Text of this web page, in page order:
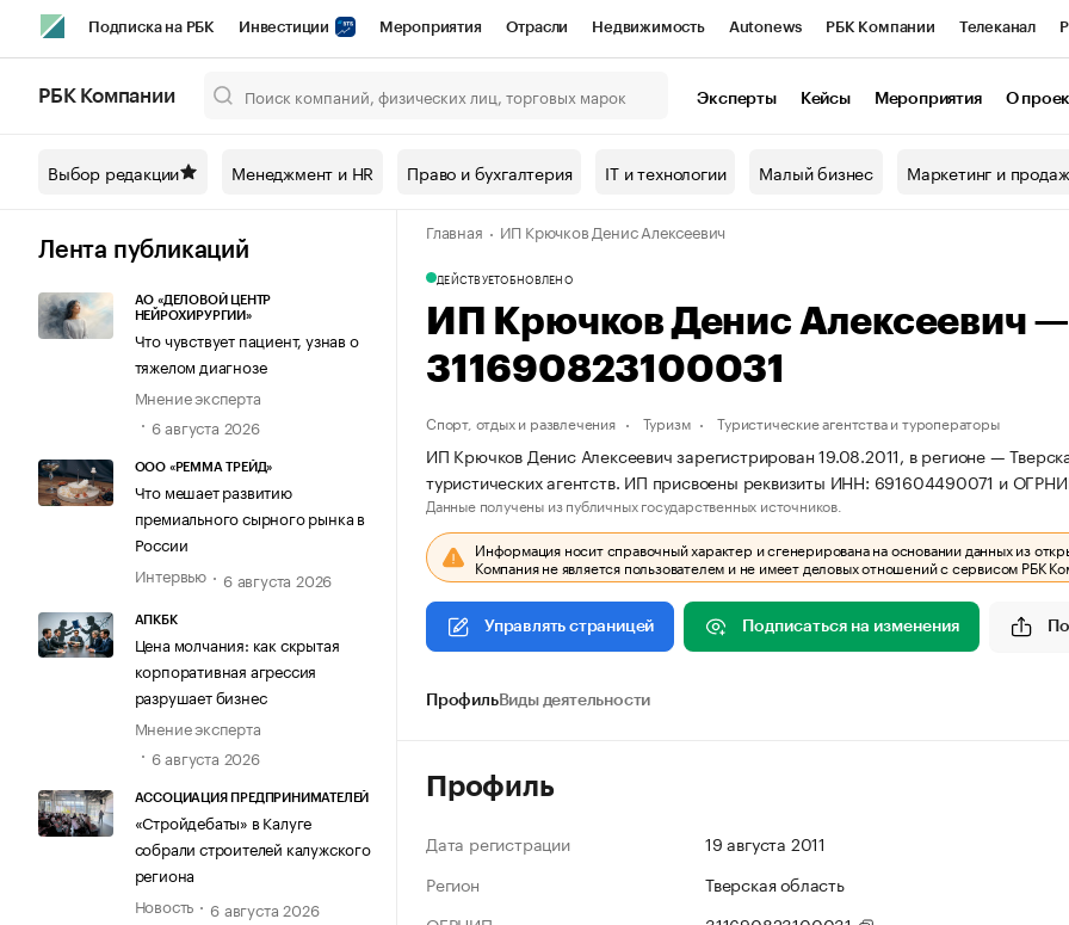
Подписка на РБК Инвестиции Мероприятия Отрасли Недвижимость Autonews РБК Компании Телеканал
Спецпроекты СПб Конференции СПб Спецпроекты Проверка контрагентов
Технологии и медиа Рынок наличной валюты
РБК Компании Эксперты Кейсы Мероприятия О
Выбор редакции Менеджмент и HR Право и бухгалтерия IT и технологии Малый бизнес Маркетинг и
Лента публикаций
АО «ДЕЛОВОЙ ЦЕНТР
НЕЙРОХИРУРГИИ»
Что чувствует пациент, узнав о
тяжелом диагнозе
Мнение эксперта
6 августа 2026
ООО «РЕММА ТРЕЙД»
Что мешает развитию
премиального сырного рынка в
России
Интервью
6 августа 2026
АПКБК
Цена молчания: как скрытая
корпоративная агрессия
разрушает бизнес
Мнение эксперта
6 августа 2026
АССОЦИАЦИЯ ПРЕДПРИНИМАТЕЛЕЙ
«Стройдебаты» в Калуге
собрали строителей калужского
региона
Новость
6 августа 2026
Главная ИП Крючков Денис Алексеевич
ДЕЙСТВУЕТОБНОВЛЕНО
ИП Крючков Денис Алексеевич
311690823100031
Спорт, отдых и развлечения Туризм Туристические агентства и туроператоры
ИП Крючков Денис Алексеевич зарегистрирован 19.08.2011, в регионе —
туристических агентств. ИП присвоены реквизиты ИНН: 691604490071 и
Данные получены из публичных государственных источников.
Информация носит справочный характер и сгенерирована на основании данных из
Компания не является пользователем и не имеет деловых отношений с сервисом РБК
Управлять страницей Подписаться на изменения
ПрофильВиды деятельности
Профиль
Дата регистрации
19 августа 2011
Регион
Тверская область